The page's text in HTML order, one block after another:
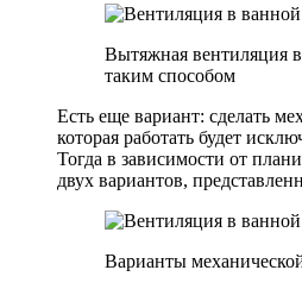
Вытяжная вентиляция
таким способом
Есть еще вариант: сделать
которая работать будет
Тогда в зависимости от
двух вариантов,
Варианты